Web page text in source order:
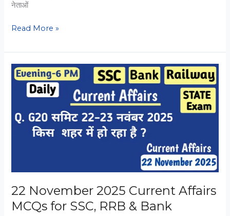
नेताओं
23
2025
Current
Affairs
MCQs
Hindi
&
English
Read More »
22 November 2025 Current Affairs
MCQs for SSC, RRB & Bank